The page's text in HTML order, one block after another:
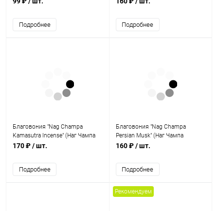
Подробнее Подробнее
Благовония "Nag Сhampa
Кamasutra Incense" (Наг Чампа
Камасутра) 15 г, Satya
170 ₽/ шт.
Подробнее
Благовония "Nag Champa
Persian Musk" (Наг Чампа
Персидский Мускус) 15 г, Satya
160 ₽/ шт.
Подробнее
Рекомендуем